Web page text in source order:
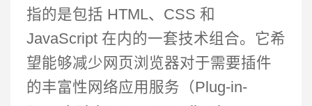
指的是包括 HTML、CSS 和
JavaScript 在内的一套技术组合。它希
望能够减少网页浏览器对于需要插件
的丰富性网络应用服务（Plug-in-